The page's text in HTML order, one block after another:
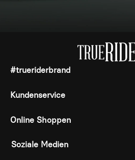
#trueriderbrand
Kundenservice
Online Shoppen
Soziale Medien